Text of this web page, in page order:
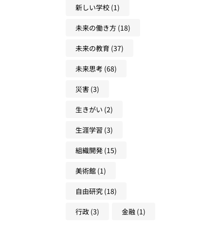
新しい学校 (1)
未来の働き方 (18)
未来の教育 (37)
未来思考 (68)
災害 (3)
生きがい (2)
生涯学習 (3)
組織開発 (15)
美術館 (1)
自由研究 (18)
行政 (3) 金融 (1)